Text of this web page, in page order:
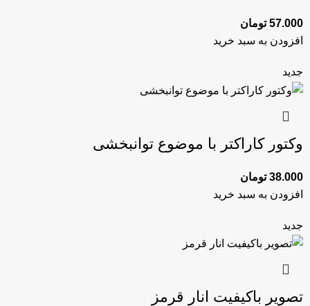
57.000 تومان
افزودن به سبد خرید
جدید
وکتور کاراکتر با موضوع توانبخشی
38.000 تومان
افزودن به سبد خرید
جدید
تصویر باکیفیت انار قرمز